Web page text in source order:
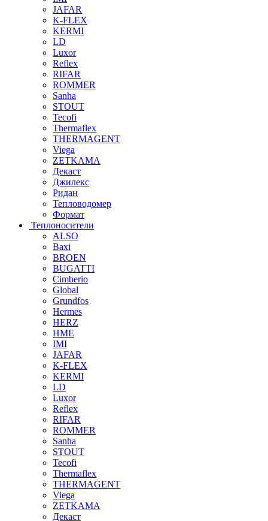
JAFAR
K-FLEX
KERMI
LD
Luxor
Reflex
RIFAR
ROMMER
Sanha
STOUT
Tecofi
Thermaflex
THERMAGENT
Viega
ZETKAMA
Декаст
Джилекс
Ридан
Тепловодомер
Формат
Теплоносители
ALSO
Baxi
BROEN
BUGATTI
Cimberio
Global
Grundfos
Hermes
HERZ
HME
IMI
JAFAR
K-FLEX
KERMI
LD
Luxor
Reflex
RIFAR
ROMMER
Sanha
STOUT
Tecofi
Thermaflex
THERMAGENT
Viega
ZETKAMA
Декаст